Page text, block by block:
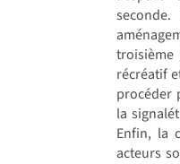
récréatif
procéder
la
Enfin, la
acteurs